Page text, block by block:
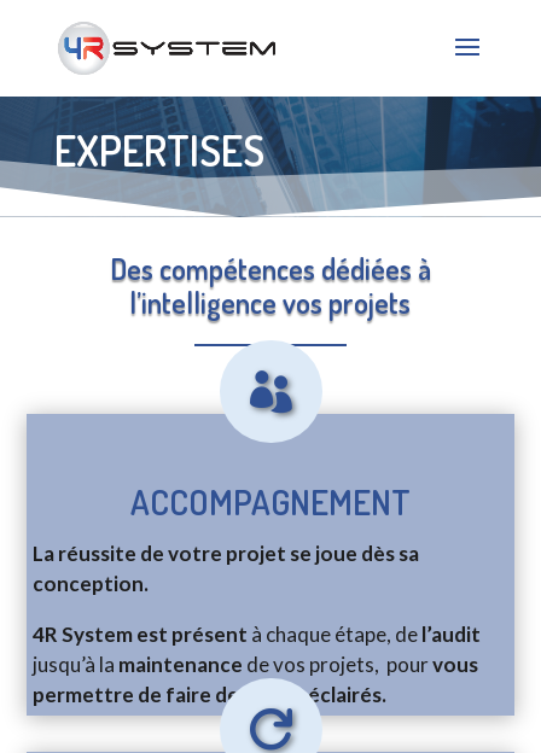
EXPERTISES
Des compétences dédiées à
l’intelligence vos projets

ACCOMPAGNEMENT
La réussite de votre projet se joue dès sa
conception.
4R System est présent à chaque étape, del’audit
jusqu’à la maintenance de vos projets, pourvous
permettre de faire des choix éclairés.
